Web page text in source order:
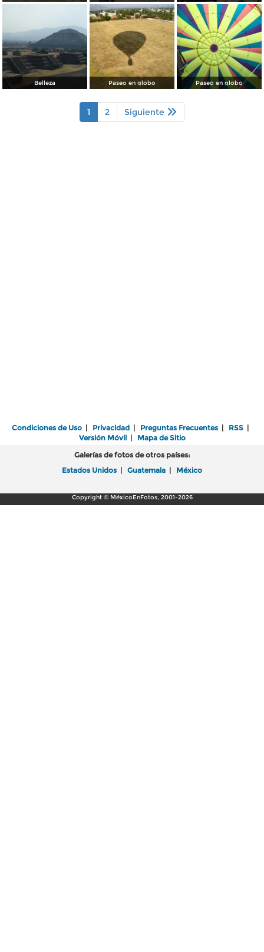
Belleza Paseo en globo Paseo en globo
1 2 Siguiente
Condiciones de Uso | Privacidad | Preguntas Frecuentes | RSS |
Versión Móvil| Mapa de Sitio
Galerías de fotos de otros países:
Estados Unidos | Guatemala | México
Copyright © MéxicoEnFotos, 2001-2026